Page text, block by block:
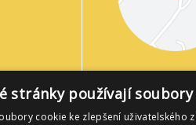
stránky používají soubory
cookie ke zlepšení uživatelského